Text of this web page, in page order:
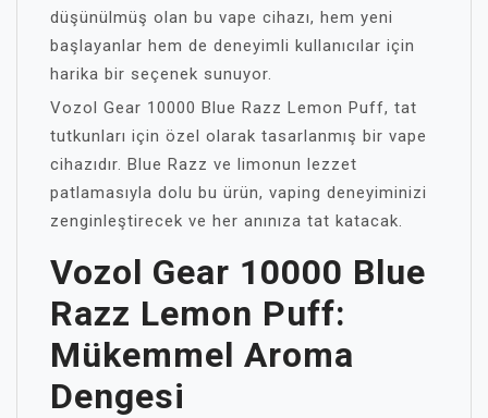
düşünülmüş olan bu vape cihazı, hem yeni
başlayanlar hem de deneyimli kullanıcılar için
harika bir seçenek sunuyor.
Vozol Gear 10000 Blue Razz Lemon Puff, tat
tutkunları için özel olarak tasarlanmış bir vape
cihazıdır. Blue Razz ve limonun lezzet
patlamasıyla dolu bu ürün, vaping deneyiminizi
zenginleştirecek ve her anınıza tat katacak.
Vozol Gear 10000 Blue
Razz Lemon Puff:
Mükemmel Aroma
Dengesi